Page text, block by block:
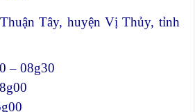
Tây, huyện Vị Thủy, tỉnh
– 08g30